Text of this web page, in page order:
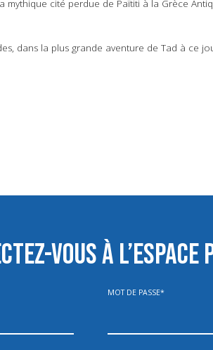
cité perdue de Païtiti à la Grèce
dans la plus grande aventure de Tad à ce
VOUS À L’ESPACE
MOT DE PASSE*